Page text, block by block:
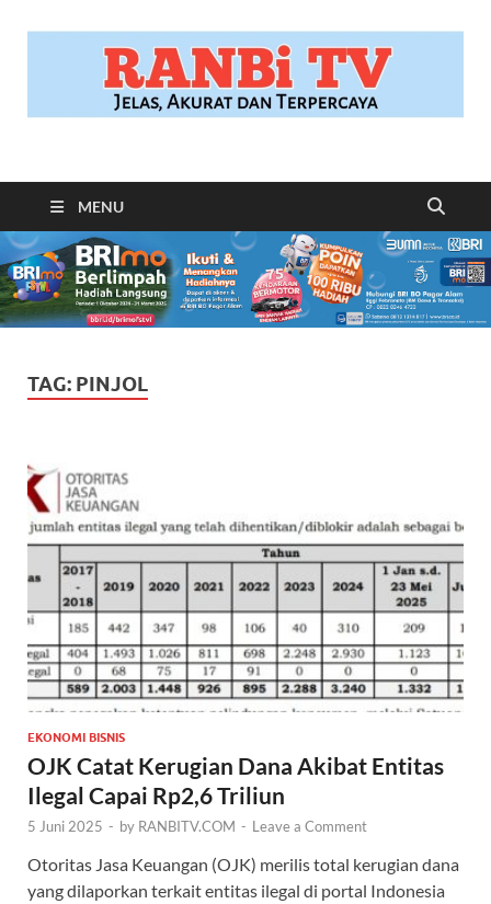
RANBITV.COM
MENU
TAG: PINJOL
EKONOMI BISNIS
OJK Catat Kerugian Dana Akibat Entitas
Ilegal Capai Rp2,6 Triliun
5 Juni 2025 - by RANBITV.COM - Leave a Comment
Otoritas Jasa Keuangan (OJK) merilis total kerugian dana
yang dilaporkan terkait entitas ilegal di portal Indonesia